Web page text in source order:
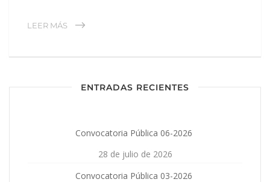
LEER MÁS
ENTRADAS RECIENTES
Convocatoria Pública 06-2026
28 de julio de 2026
Convocatoria Pública 03-2026